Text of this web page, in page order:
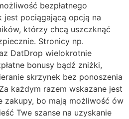
bezpłatnego
jest pociągającą opcją na
którzy chcą uszczknąć
Stronicy np.
DatDrop wielokrotnie
bonusy bądź zniżki,
skrzynek bez ponoszenia
każdym razem wskazane jest
zakupy, bo mają możliwość ów
Twe szanse na uzyskanie